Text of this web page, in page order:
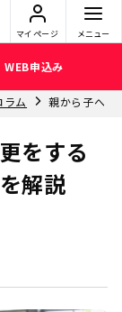
マイページ メニュー
WEB申込み
ラム 親から子へ不
をする
解説